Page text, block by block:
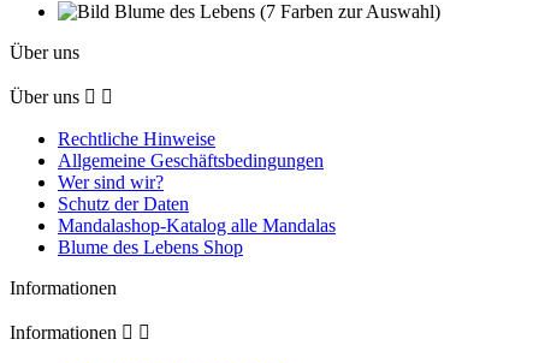
Über uns
Über uns  
Rechtliche Hinweise
Allgemeine Geschäftsbedingungen
Wer sind wir?
Schutz der Daten
Mandalashop-Katalog alle Mandalas
Blume des Lebens Shop
Informationen
Informationen  